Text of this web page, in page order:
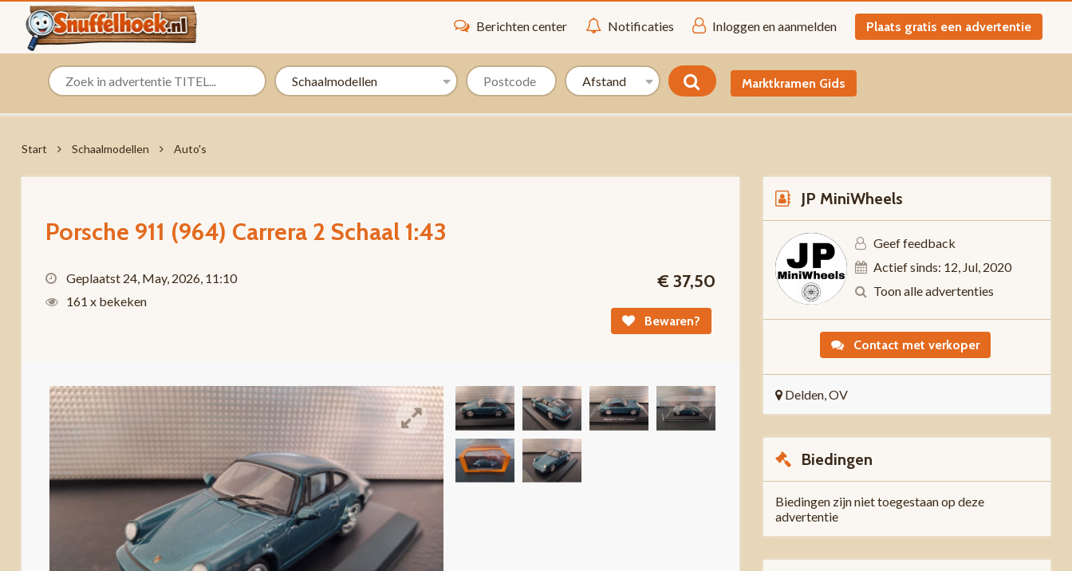
Berichten center Notificaties Inloggen en aanmelden Plaats gratis een advertentie
Marktkramen Gids
Start Schaalmodellen Auto's
Porsche 911 (964) Carrera 2 Schaal 1:43
Geplaatst 24, May, 2026, 11:10
161 x bekeken
€ 37,50
Bewaren?
JP MiniWheels
Geef feedback
Actief sinds: 12, Jul, 2020
Toon alle advertenties
Contact met verkoper
Delden, OV
Biedingen
Biedingen zijn niet toegestaan op deze
advertentie